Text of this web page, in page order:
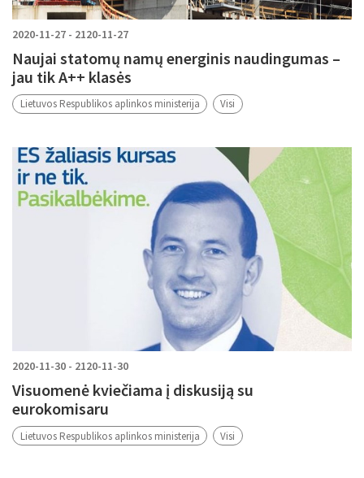
2020-11-27 - 2120-11-27
Naujai statomų namų energinis naudingumas –
jau tik A++ klasės
Lietuvos Respublikos aplinkos ministerija Visi
2020-11-30 - 2120-11-30
Visuomenė kviečiama į diskusiją su
eurokomisaru
Lietuvos Respublikos aplinkos ministerija Visi